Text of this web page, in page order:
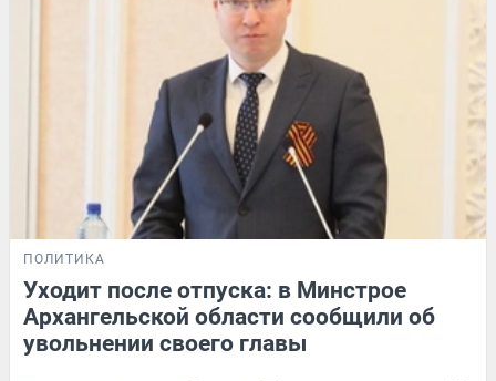
ПОЛИТИКА
Уходит после отпуска: в Минстрое
Архангельской области сообщили об
увольнении своего главы